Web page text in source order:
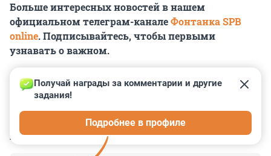
Больше интересных новостей в нашем
официальном телеграм-каналеФонтанка SPB
online. Подписывайтесь, чтобы первыми
узнавать о важном.
КОММЕНТАРИИ 9
Получай награды за комментарии и другие
задания!
Подробнее в профиле